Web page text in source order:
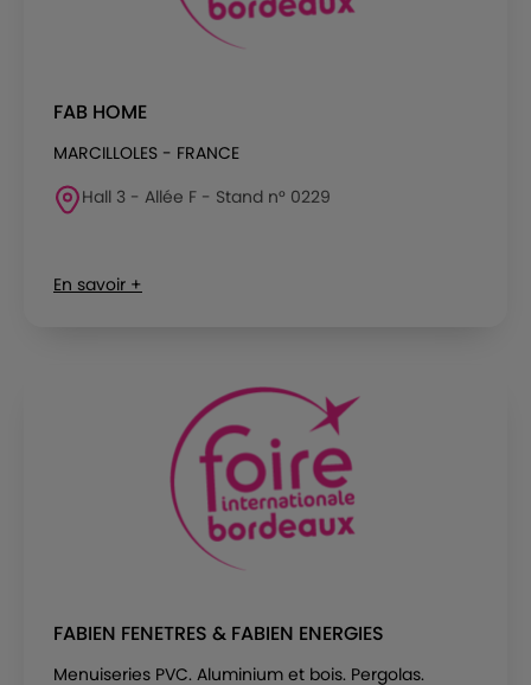
FAB HOME
MARCILLOLES - FRANCE
Hall 3 - Allée F - Stand n° 0229
En savoir +
FABIEN FENETRES & FABIEN ENERGIES
Menuiseries PVC. Aluminium et bois. Pergolas.